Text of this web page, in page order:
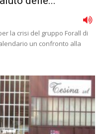
la crisi del gruppo Forall di
un confronto alla